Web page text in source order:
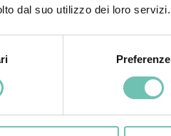
dal suo utilizzo dei loro servizi.
Preferenze
Per accedere al corso, è
compatibile (PC, tablet
per consentire
Per
dell’inizio del corso.